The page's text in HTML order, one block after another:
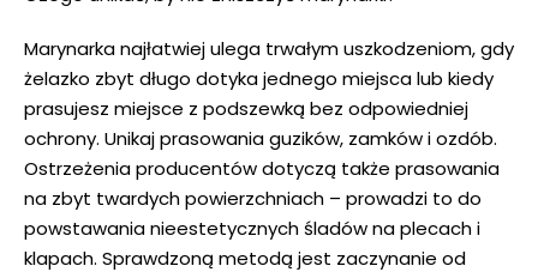
Marynarka najłatwiej ulega trwałym uszkodzeniom, gdy
żelazko zbyt długo dotyka jednego miejsca lub kiedy
prasujesz miejsce z podszewką bez odpowiedniej
ochrony. Unikaj prasowania guzików, zamków i ozdób.
Ostrzeżenia producentów dotyczą także prasowania
na zbyt twardych powierzchniach – prowadzi to do
powstawania nieestetycznych śladów na plecach i
klapach. Sprawdzoną metodą jest zaczynanie od